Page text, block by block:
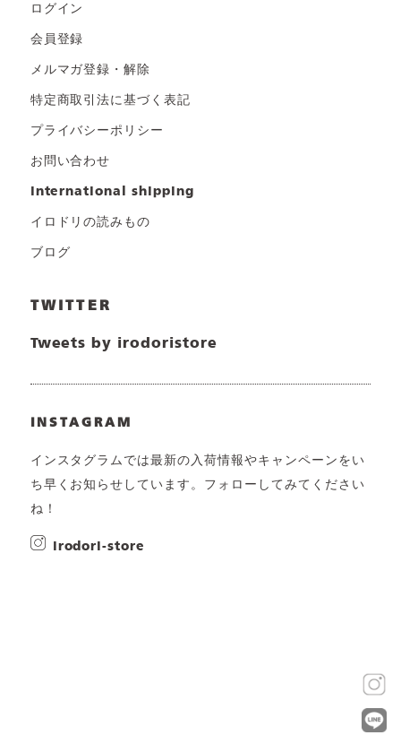
ログイン
会員登録
メルマガ登録・解除
特定商取引法に基づく表記
プライバシーポリシー
お問い合わせ
international shipping
イロドリの読みもの
ブログ
TWITTER
Tweets by irodoristore
INSTAGRAM
インスタグラムでは最新の入荷情報やキャンペーンをい
ち早くお知らせしています。フォローしてみてください
ね！
irodori-store